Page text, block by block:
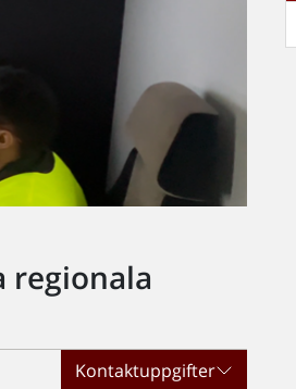
regionala
Kontaktuppgifter